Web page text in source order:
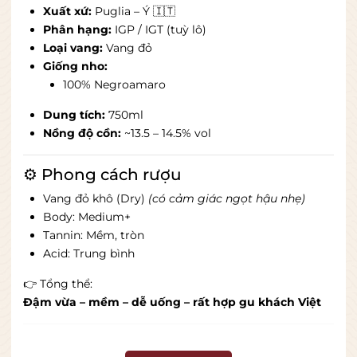
Xuất xứ: Puglia – Ý 🇮🇹
Phân hạng: IGP / IGT (tuỳ lô)
Loại vang: Vang đỏ
Giống nho:
100% Negroamaro
Dung tích: 750ml
Nồng độ cồn: ~13.5 – 14.5% vol
⚙️ Phong cách rượu
Vang đỏ khô (Dry) (có cảm giác ngọt hậu nhẹ)
Body: Medium+
Tannin: Mềm, tròn
Acid: Trung bình
👉 Tổng thể:
Đậm vừa – mềm – dễ uống – rất hợp gu khách Việt